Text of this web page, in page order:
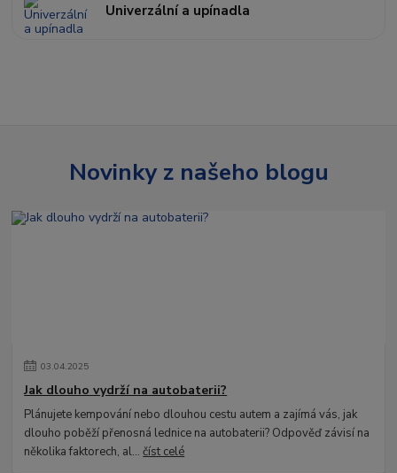
Univerzální a upínadla
Novinky z našeho blogu
03.04.2025
Jak dlouho vydrží na autobaterii?
Plánujete kempování nebo dlouhou cestu autem a zajímá vás, jak
dlouho poběží přenosná lednice na autobaterii? Odpověď závisí na
několika faktorech, al...číst celé